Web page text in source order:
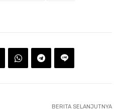
BERITA SELANJUTNYA